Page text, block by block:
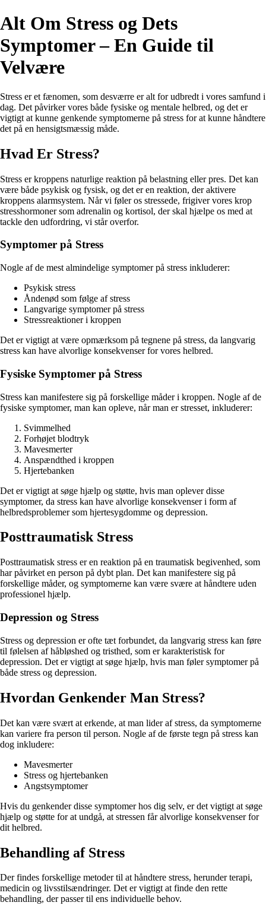
Alt Om Stress og Dets
Symptomer – En Guide til
Velvære
Stress er et fænomen, som desværre er alt for udbredt i vores samfund i
dag. Det påvirker vores både fysiske og mentale helbred, og det er
vigtigt at kunne genkende symptomerne på stress for at kunne håndtere
det på en hensigtsmæssig måde.
Hvad Er Stress?
Stress er kroppens naturlige reaktion på belastning eller pres. Det kan
være både psykisk og fysisk, og det er en reaktion, der aktivere
kroppens alarmsystem. Når vi føler os stressede, frigiver vores krop
stresshormoner som adrenalin og kortisol, der skal hjælpe os med at
tackle den udfordring, vi står overfor.
Symptomer på Stress
Nogle af de mest almindelige symptomer på stress inkluderer:
Psykisk stress
Åndenød som følge af stress
Langvarige symptomer på stress
Stressreaktioner i kroppen
Det er vigtigt at være opmærksom på tegnene på stress, da langvarig
stress kan have alvorlige konsekvenser for vores helbred.
Fysiske Symptomer på Stress
Stress kan manifestere sig på forskellige måder i kroppen. Nogle af de
fysiske symptomer, man kan opleve, når man er stresset, inkluderer:
Svimmelhed
Forhøjet blodtryk
Mavesmerter
Anspændthed i kroppen
Hjertebanken
Det er vigtigt at søge hjælp og støtte, hvis man oplever disse
symptomer, da stress kan have alvorlige konsekvenser i form af
helbredsproblemer som hjertesygdomme og depression.
Posttraumatisk Stress
Posttraumatisk stress er en reaktion på en traumatisk begivenhed, som
har påvirket en person på dybt plan. Det kan manifestere sig på
forskellige måder, og symptomerne kan være svære at håndtere uden
professionel hjælp.
Depression og Stress
Stress og depression er ofte tæt forbundet, da langvarig stress kan føre
til følelsen af håbløshed og tristhed, som er karakteristisk for
depression. Det er vigtigt at søge hjælp, hvis man føler symptomer på
både stress og depression.
Hvordan Genkender Man Stress?
Det kan være svært at erkende, at man lider af stress, da symptomerne
kan variere fra person til person. Nogle af de første tegn på stress kan
dog inkludere:
Mavesmerter
Stress og hjertebanken
Angstsymptomer
Hvis du genkender disse symptomer hos dig selv, er det vigtigt at søge
hjælp og støtte for at undgå, at stressen får alvorlige konsekvenser for
dit helbred.
Behandling af Stress
Der findes forskellige metoder til at håndtere stress, herunder terapi,
medicin og livsstilsændringer. Det er vigtigt at finde den rette
behandling, der passer til ens individuelle behov.